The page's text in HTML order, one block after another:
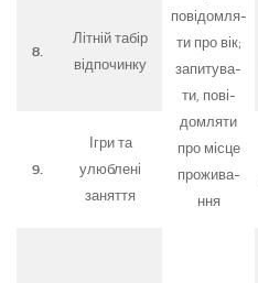
повідомля-
ти про вік;
запитува-
ти, пові-
домля­ти
про місце
прожива-
ння
8.
Літній табір
відпочинку
9.
Ігри та
улюбле­ні
заняття